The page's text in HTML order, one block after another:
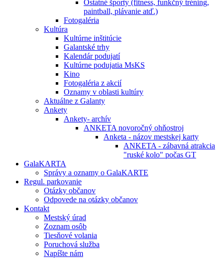
Ostatné športy (fitness, funkčný tréning,
paintball, plávanie atď.)
Fotogaléria
Kultúra
Kultúrne inštitúcie
Galantské trhy
Kalendár podujatí
Kultúrne podujatia MsKS
Kino
Fotogaléria z akcií
Oznamy v oblasti kultúry
Aktuálne z Galanty
Ankety
Ankety- archív
ANKETA novoročný ohňostroj
Anketa - názov mestskej karty
ANKETA - zábavná atrakcia
"ruské kolo" počas GT
GalaKARTA
Správy a oznamy o GalaKARTE
Regul. parkovanie
Otázky občanov
Odpovede na otázky občanov
Kontakt
Mestský úrad
Zoznam osôb
Tiesňové volania
Poruchová služba
Napíšte nám